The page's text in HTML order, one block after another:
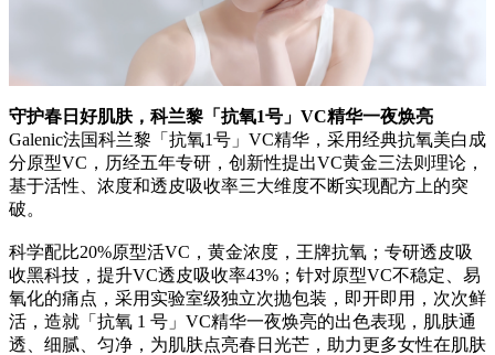
守护春日好肌肤，科兰黎「抗氧1号」VC精华一夜焕亮
Galenic法国科兰黎「抗氧1号」VC精华，采用经典抗氧美白成
分原型VC，历经五年专研，创新性提出VC黄金三法则理论，
基于活性、浓度和透皮吸收率三大维度不断实现配方上的突
破。
科学配比20%原型活VC，黄金浓度，王牌抗氧；专研透皮吸
收黑科技，提升VC透皮吸收率43%；针对原型VC不稳定、易
氧化的痛点，采用实验室级独立次抛包装，即开即用，次次鲜
活，造就「抗氧 1 号」VC精华一夜焕亮的出色表现，肌肤通
透、细腻、匀净，为肌肤点亮春日光芒，助力更多女性在肌肤